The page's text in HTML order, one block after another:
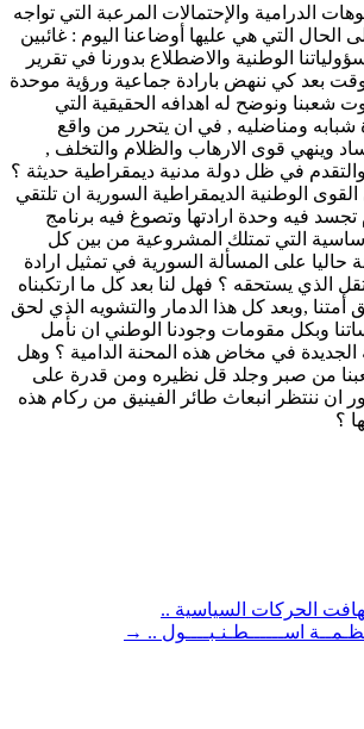
الدرامية والإحتمالات المرعبة التي تواجه
الحال التي هي عليها أوضاعنا اليوم : غائبين
الوطنية والاضطلاع بدورنا في تقرير
بعد كي ننهض بارادة جماعية ورؤية موحدة
شعبنا ونوضح له اهدافه الحقيقية التي
ومناضليه , في ان يتحرر من واقع
وينهي قوى الارهاب والظلام والتخلف ,
في ظل دولة مدنية ديمقراطية حديثة ؟
الوطنية الديمقراطية السورية ان تلتقي
فيه وحدة ارادتها وتصوغ فيه برنامج
التي تمتلك المشروعية من بين كل
حاليا على المسألة السورية في تمثيل ارادة
الذي يستحقه ؟ فهل لنا بعد كل ما ارتكبناه
,وبعد كل هذا الدمار والتشويه الذي لحق
وبكل مقومات وجودنا الوطني ان نأمل
الجديدة في مخاض هذه المحنة الدامية ؟ وهل
من صبر وجلد قل نظيره ومن قدرة على
ان ننتظر انبعاث طائر الفينيق من ركام هذه
؟
الحركات السياسية ..
اســــــطـنـبــــول .. →